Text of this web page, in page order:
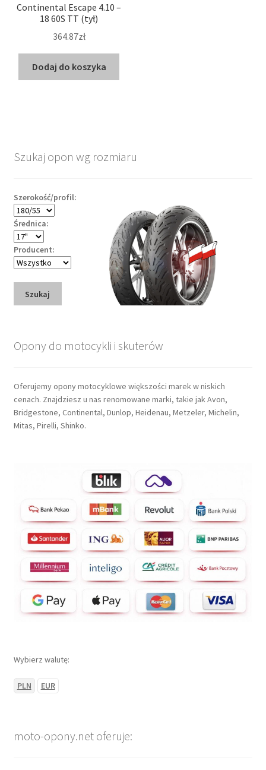
Continental Escape 4.10 –
18 60S TT (tył)
364.87zł
Dodaj do koszyka
Szukaj opon wg rozmiaru
Szerokość/profil:
Średnica:
Producent:
Szukaj
Opony do motocykli i skuterów
Oferujemy opony motocyklowe większości marek w niskich
cenach. Znajdziesz u nas renomowane marki, takie jak Avon,
Bridgestone, Continental, Dunlop, Heidenau, Metzeler, Michelin,
Mitas, Pirelli, Shinko.
Wybierz walutę:
PLN EUR
moto-opony.net oferuje: